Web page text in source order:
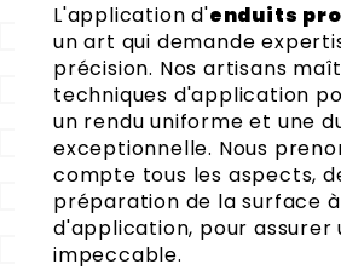
L'application d'enduits
un art qui demande
précision. Nos artisans
techniques d'application
un rendu uniforme et une
exceptionnelle. Nous
compte tous les aspects,
préparation de la surface
d'application, pour assurer
impeccable.